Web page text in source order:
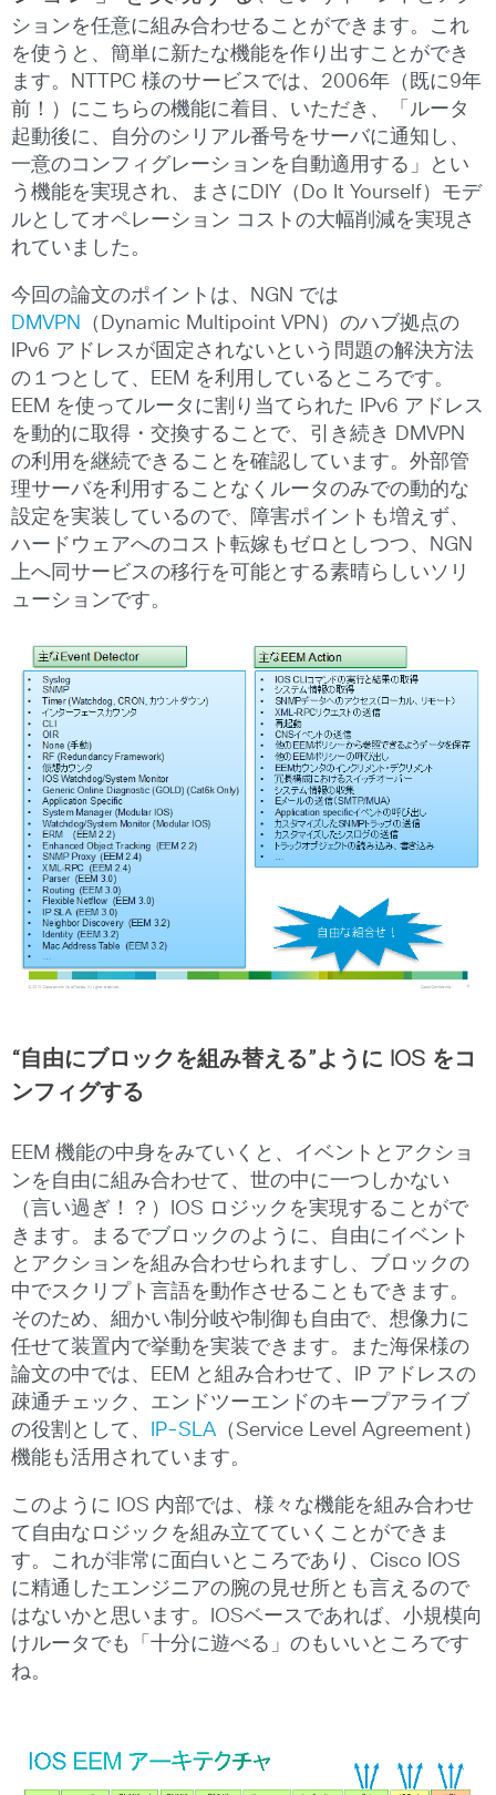
ションを任意に組み合わせることができます。これ
を使うと、簡単に新たな機能を作り出すことができ
ます。NTTPC 様のサービスでは、2006年（既に9年
前！）にこちらの機能に着目、いただき、「ルータ
起動後に、自分のシリアル番号をサーバに通知し、
一意のコンフィグレーションを自動適用する」とい
う機能を実現され、まさにDIY（Do It Yourself）モデ
ルとしてオペレーション コストの大幅削減を実現さ
れていました。
今回の論文のポイントは、NGN では
DMVPN
（Dynamic Multipoint VPN）のハブ拠点の
IPv6 アドレスが固定されないという問題の解決方法
の１つとして、EEM を利用しているところです。
EEM を使ってルータに割り当てられた IPv6 アドレス
を動的に取得・交換することで、引き続き DMVPN
の利用を継続できることを確認しています。外部管
理サーバを利用することなくルータのみでの動的な
設定を実装しているので、障害ポイントも増えず、
ハードウェアへのコスト転嫁もゼロとしつつ、NGN
上へ同サービスの移行を可能とする素晴らしいソリ
ューションです。
“自由にブロックを組み替える”ように IOS をコ
ンフィグする
EEM 機能の中身をみていくと、イベントとアクショ
ンを自由に組み合わせて、世の中に一つしかない
（言い過ぎ！？）IOS ロジックを実現することがで
きます。まるでブロックのように、自由にイベント
とアクションを組み合わせられますし、ブロックの
中でスクリプト言語を動作させることもできます。
そのため、細かい制分岐や制御も自由で、想像力に
任せて装置内で挙動を実装できます。また海保様の
論文の中では、EEM と組み合わせて、IP アドレスの
疎通チェック、エンドツーエンドのキープアライブ
の役割として、
IP-SLA （Service Level Agreement）
機能も活用されています。
このように IOS 内部では、様々な機能を組み合わせ
て自由なロジックを組み立てていくことができま
す。これが非常に面白いところであり、Cisco IOS
に精通したエンジニアの腕の見せ所とも言えるので
はないかと思います。IOSベースであれば、小規模向
けルータでも「十分に遊べる」のもいいところです
ね。